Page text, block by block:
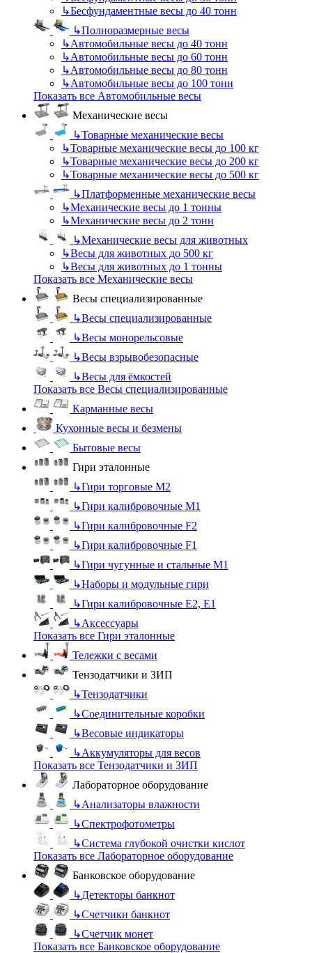
↳Бесфундаментные весы до 40 тонн
↳Полноразмерные весы
↳Автомобильные весы до 40 тонн
↳Автомобильные весы до 60 тонн
↳Автомобильные весы до 80 тонн
↳Автомобильные весы до 100 тонн
Показать все Автомобильные весы
Механические весы
↳Товарные механические весы
↳Товарные механические весы до 100 кг
↳Товарные механические весы до 200 кг
↳Товарные механические весы до 500 кг
↳Платформенные механические весы
↳Механические весы до 1 тонны
↳Механические весы до 2 тонн
↳Механические весы для животных
↳Весы для животных до 500 кг
↳Весы для животных до 1 тонны
Показать все Механические весы
Весы специализированные
↳Весы специализированные
↳Весы монорельсовые
↳Весы взрывобезопасные
↳Весы для ёмкостей
Показать все Весы специализированные
Карманные весы
Кухонные весы и безмены
Бытовые весы
Гири эталонные
↳Гири торговые М2
↳Гири калибровочные М1
↳Гири калибровочные F2
↳Гири калибровочные F1
↳Гири чугунные и стальные М1
↳Наборы и модульные гири
↳Гири калибровочные E2, Е1
↳Аксессуары
Показать все Гири эталонные
Тележки с весами
Тензодатчики и ЗИП
↳Тензодатчики
↳Соединительные коробки
↳Весовые индикаторы
↳Аккумуляторы для весов
Показать все Тензодатчики и ЗИП
Лабораторное оборудование
↳Анализаторы влажности
↳Спектрофотометры
↳Система глубокой очистки кислот
Показать все Лабораторное оборудование
Банковское оборудование
↳Детекторы банкнот
↳Счетчики банкнот
↳Счетчик монет
Показать все Банковское оборудование